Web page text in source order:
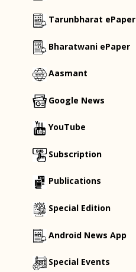
Tarunbharat ePaper
Bharatwani ePaper
Aasmant
Google News
YouTube
Subscription
Publications
Special Edition
Android News App
Special Events